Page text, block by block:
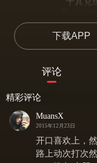
而沿途
oh oh
oh oh
don't
不放
下载APP
评论
精彩评论
MuansX
2015年12月23日
开口喜欢上，
路上动次打次